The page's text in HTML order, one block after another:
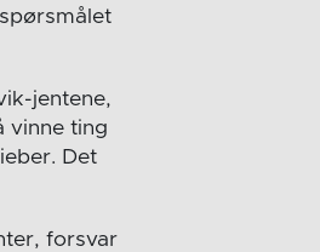
jentene,
vinne ting
Det
forsvar